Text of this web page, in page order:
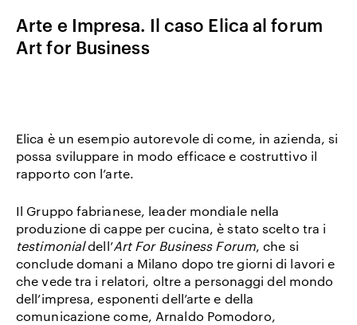
COGNOME
Arte e Impresa. Il caso Elica al forum
Art for Business
Elica è un esempio autorevole di come, in azienda, si
possa sviluppare in modo efficace e costruttivo il
rapporto con l’arte.
Il Gruppo fabrianese, leader mondiale nella
produzione di cappe per cucina, è stato scelto tra i
testimonialdell’Art For Business Forum, che si
conclude domani a Milano dopo tre giorni di lavori e
che vede tra i relatori, oltre a personaggi del mondo
dell’impresa, esponenti dell’arte e della
comunicazione come, Arnaldo Pomodoro,